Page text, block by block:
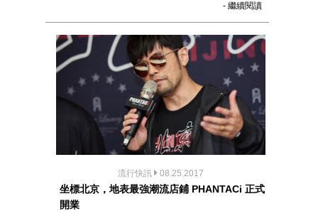
- 繼續閱讀
流行快訊 08.25.2017
坐標北京，地表最強潮流店鋪 PHANTACi 正式
開業